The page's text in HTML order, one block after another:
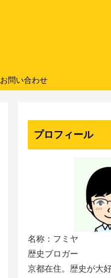
お問い合わせ
プロフィール
名称：フミヤ
歴史ブロガー
京都在住。歴史が大